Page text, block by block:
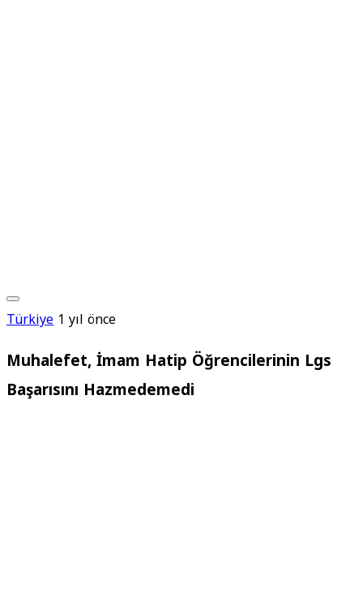
Türkiye 1 yıl önce
Muhalefet, İmam Hatip Öğrencilerinin Lgs
Başarısını Hazmedemedi